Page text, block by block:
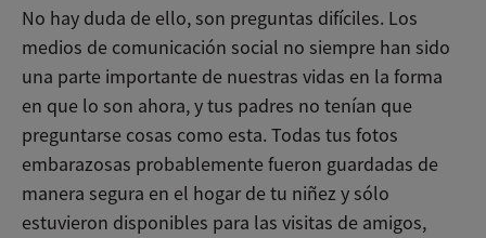
No hay duda de ello, son preguntas difíciles. Los
medios de comunicación social no siempre han sido
una parte importante de nuestras vidas en la forma
en que lo son ahora, y tus padres no tenían que
preguntarse cosas como esta. Todas tus fotos
embarazosas probablemente fueron guardadas de
manera segura en el hogar de tu niñez y sólo
estuvieron disponibles para las visitas de amigos,